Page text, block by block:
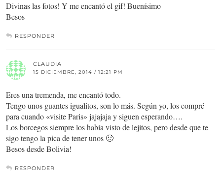
Divinas las fotos! Y me encantó el gif! Buenísimo
Besos
RESPONDER
CLAUDIA
15 DICIEMBRE, 2014 / 12:21 PM
Eres una tremenda, me encantó todo.
Tengo unos guantes igualitos, son lo más. Según yo, los compré
para cuando «visite Paris» jajajaja y siguen esperando….
Los borcegos siempre los había visto de lejitos, pero desde que te
sigo tengo la pica de tener unos 🙂
Besos desde Bolivia!
RESPONDER